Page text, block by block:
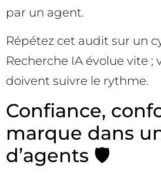
par un agent.
Répétez cet audit sur un
Recherche IA évolue vite ;
doivent suivre le rythme.
Confiance,
marque dans
d’agents 🛡️